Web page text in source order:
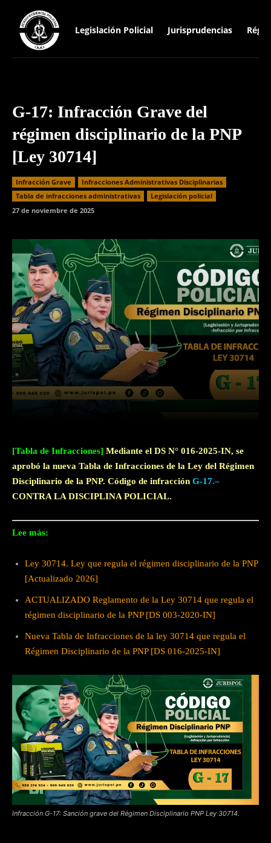
Legislación Policial Jurisprudencias
G-17: Infracción Grave del
régimen disciplinario de la PNP
[Ley 30714]
Infracción Grave
Infracciones Administrativas Disciplinarias
⁠Tabla de infracciones administrativas
Legislación policial
27 de noviembre de 2025
Twitter
[Tabla de Infracciones] Mediante el DS N° 016-2025-IN, se
aprobó la nueva Tabla de Infracciones de la Ley del Régimen
Disciplinario de la PNP. Código de infracción G-17.–
CONTRA LA DISCIPLINA POLICIAL.
Lee más:
Ley 30714. Ley que regula el régimen disciplinario de la PNP
[Actualizado 2026]
ACTUALIZADO Reglamento de la Ley 30714 que regula el
régimen disciplinario de la PNP [DS 003-2020-IN]
Nueva Tabla de Infracciones de la ley 30714 que regula el
Régimen Disciplinario de la PNP [DS 016-2025-IN]
Infracción G-17: Sanción grave del Régimen Disciplinario PNP Ley 30714.